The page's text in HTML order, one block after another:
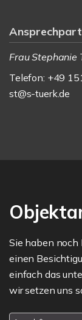
Frau Stephanie
Telefon: +49
st@s-tuerk.de
Sie haben noch
einen
einfach das
wir setzen uns